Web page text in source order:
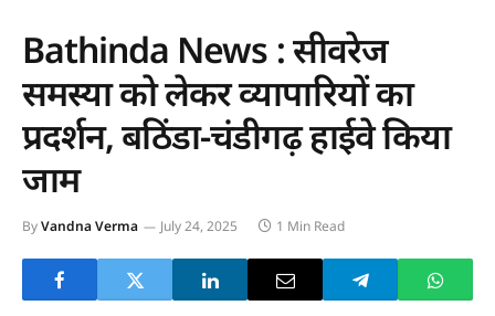
Bathinda News : सीवरेज
समस्या को लेकर व्यापारियों का
प्रदर्शन, बठिंडा-चंडीगढ़ हाईवे किया
जाम
ByVandna Verma July 24, 2025 1 Min Read